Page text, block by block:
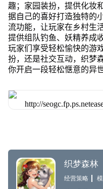
趣；家园装扮，提供化妆
据自己的喜好打造独特的
流功能，让玩家在乡村生
提供组队钓鱼、妖精养成
玩家们享受轻松愉快的游
扮，还是社交互动，织梦
你开启一段轻松惬意的异